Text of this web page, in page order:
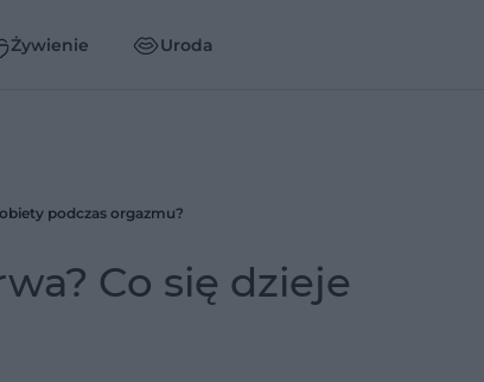
Żywienie Uroda
podczas orgazmu?
Co się dzieje